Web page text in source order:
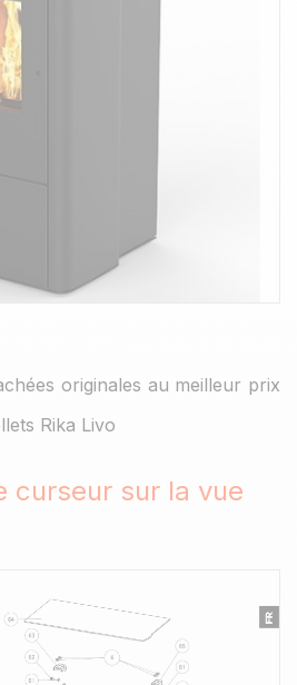
originales au meilleur prix
Rika Livo
curseur sur la vue